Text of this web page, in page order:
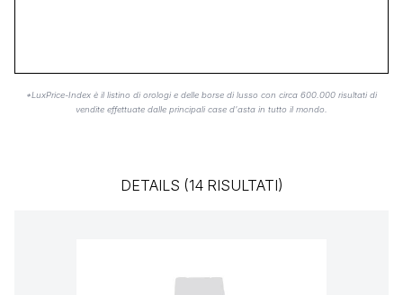
*LuxPrice-Index è il listino di orologi e delle borse di lusso con circa 600.000 risultati di
vendite effettuate dalle principali case d'asta in tutto il mondo.
DETAILS (14 RISULTATI)